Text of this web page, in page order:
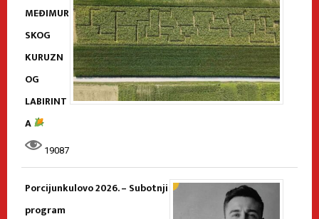
MEĐIMUR
SKOG
KURUZN
OG
LABIRINT
A
19087
Porcijunkulovo 2026. – Subotnji
program